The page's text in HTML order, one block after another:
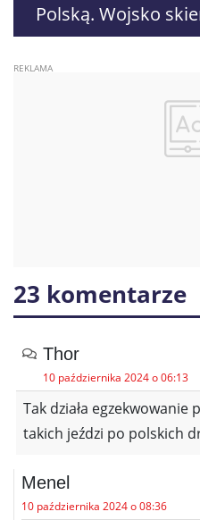
Polską. Wojsko
śmigłowiec Mi-24
23 komentarze
Thor
10 października 2024 o 06:13
Tak działa egzekwowanie
takich jeździ po polskich
Menel
10 października 2024 o 08:36